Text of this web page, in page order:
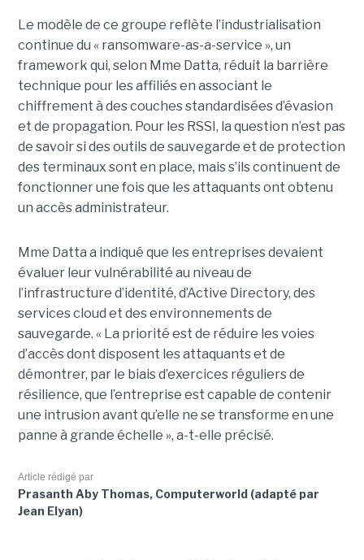
Le modèle de ce groupe reflète l’industrialisation
continue du « ransomware-as-a-service », un
framework qui, selon Mme Datta, réduit la barrière
technique pour les affiliés en associant le
chiffrement à des couches standardisées d’évasion
et de propagation. Pour les RSSI, la question n’est pas
de savoir si des outils de sauvegarde et de protection
des terminaux sont en place, mais s’ils continuent de
fonctionner une fois que les attaquants ont obtenu
un accès administrateur.
Mme Datta a indiqué que les entreprises devaient
évaluer leur vulnérabilité au niveau de
l’infrastructure d’identité, d’Active Directory, des
services cloud et des environnements de
sauvegarde. « La priorité est de réduire les voies
d’accès dont disposent les attaquants et de
démontrer, par le biais d’exercices réguliers de
résilience, que l’entreprise est capable de contenir
une intrusion avant qu’elle ne se transforme en une
panne à grande échelle », a-t-elle précisé.
Article rédigé par
Prasanth Aby Thomas, Computerworld (adapté par
Jean Elyan)